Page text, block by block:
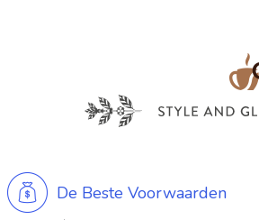
De Beste Voorwaarden